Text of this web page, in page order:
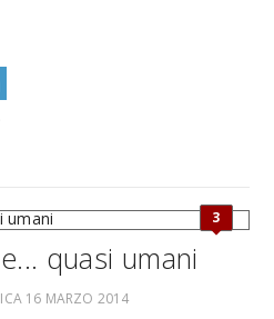
3
quasi umani
16 MARZO 2014